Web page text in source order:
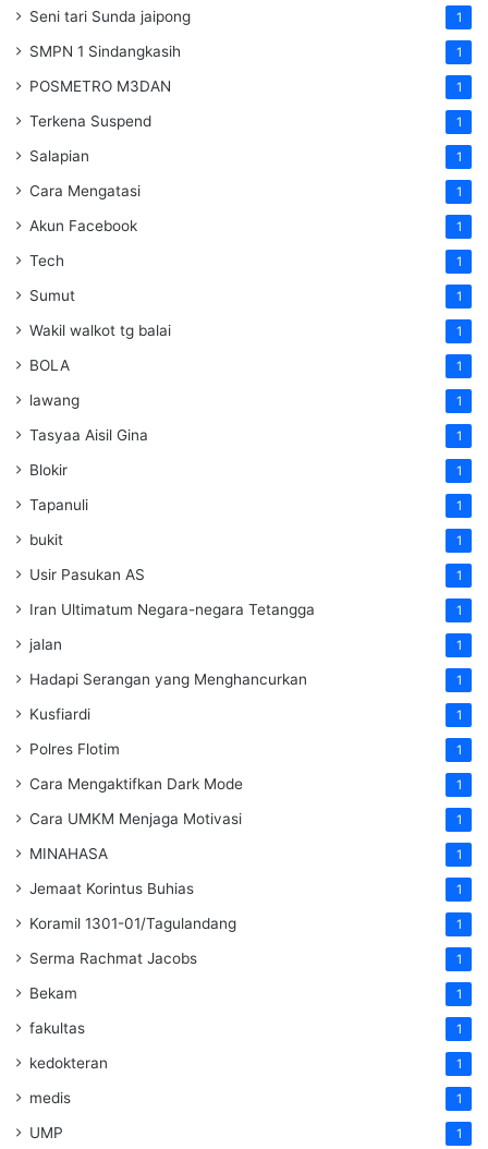
Seni tari Sunda jaipong 1
SMPN 1 Sindangkasih 1
POSMETRO M3DAN 1
Terkena Suspend 1
Salapian 1
Cara Mengatasi 1
Akun Facebook 1
Tech 1
Sumut 1
Wakil walkot tg balai 1
BOLA 1
lawang 1
Tasyaa Aisil Gina 1
Blokir 1
Tapanuli 1
bukit 1
Usir Pasukan AS 1
Iran Ultimatum Negara-negara Tetangga 1
jalan 1
Hadapi Serangan yang Menghancurkan 1
Kusfiardi 1
Polres Flotim 1
Cara Mengaktifkan Dark Mode 1
Cara UMKM Menjaga Motivasi 1
MINAHASA 1
Jemaat Korintus Buhias 1
Koramil 1301-01/Tagulandang 1
Serma Rachmat Jacobs 1
Bekam 1
fakultas 1
kedokteran 1
medis 1
UMP 1